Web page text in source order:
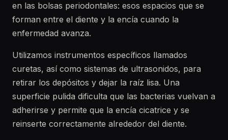
en las bolsas periodontales: esos espacios que se
forman entre el diente y la encía cuando la
enfermedad avanza.
Utilizamos instrumentos específicos llamados
curetas, así como sistemas de ultrasonidos, para
retirar los depósitos y dejar la raíz lisa. Una
superficie pulida dificulta que las bacterias vuelvan a
adherirse y permite que la encía cicatrice y se
reinserte correctamente alrededor del diente.